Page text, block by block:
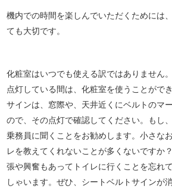
機内での時間を楽しんでいただくためには
ても大切です。
化粧室はいつでも使える訳ではありません
点灯している間は、化粧室を使うことがで
サインは、窓際や、天井近くにベルトのマ
ので、その点灯で確認してください。もし
乗務員に聞くことをお勧めします。小さな
レを教えてくれないことが多くないです
張や興奮もあってトイレに行くことを忘れ
しゃいます。ぜひ、シートベルトサインが